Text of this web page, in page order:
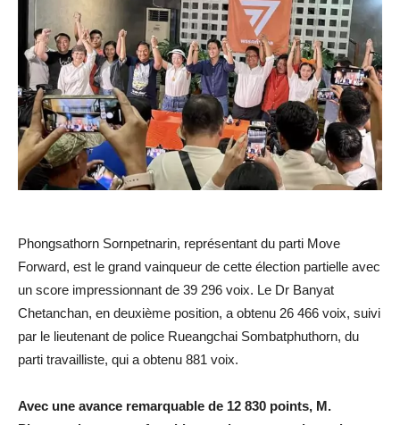
Phongsathorn Sornpetnarin, représentant du parti Move
Forward, est le grand vainqueur de cette élection partielle avec
un score impressionnant de 39 296 voix. Le Dr Banyat
Chetanchan, en deuxième position, a obtenu 26 466 voix, suivi
par le lieutenant de police Rueangchai Sombatphuthorn, du
parti travailliste, qui a obtenu 881 voix.
Avec une avance remarquable de 12 830 points, M.